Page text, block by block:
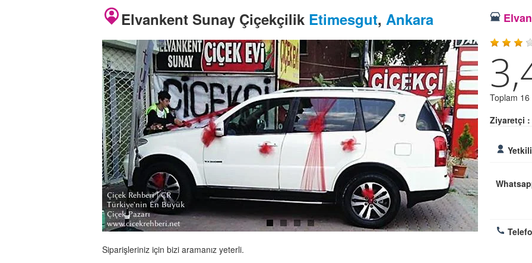
Elvankent Sunay Çiçekçilik Etimesgut, Ankara
Siparişleriniz için bizi aramanız yeterli.
Toplam
Ziyaretçi :